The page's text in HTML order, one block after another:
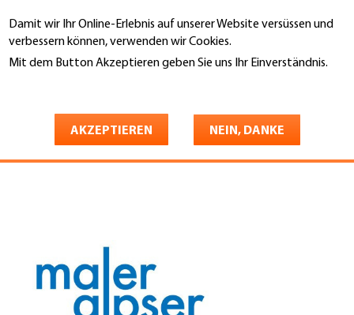
Damit wir Ihr Online-Erlebnis auf unserer Website versüssen und
verbessern können, verwenden wir Cookies.
Mit dem Button Akzeptieren geben Sie uns Ihr Einverständnis.
AKZEPTIEREN NEIN, DANKE
zum
Inhalt
Schweizerischer Maler- und
Gipserunternehmer-Verband